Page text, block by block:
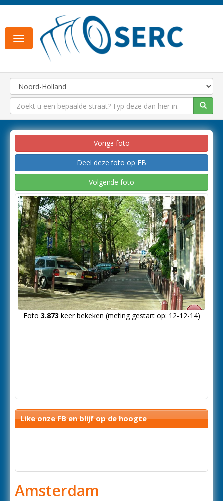
Toggle
navigation
Vorige foto
Deel deze foto op FB
Volgende foto
Foto 3.873 keer bekeken (meting gestart op: 12-12-14)
Like onze FB en blijf op de hoogte
Amsterdam